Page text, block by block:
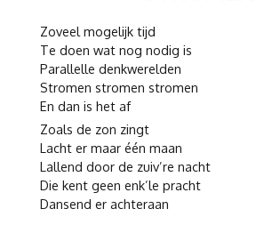
Zoveel mogelijk tijd
Te doen wat nog nodig is
Parallelle denkwerelden
Stromen stromen stromen
En dan is het af
Zoals de zon zingt
Lacht er maar één maan
Lallend door de zuiv’re nacht
Die kent geen enk’le pracht
Dansend er achteraan